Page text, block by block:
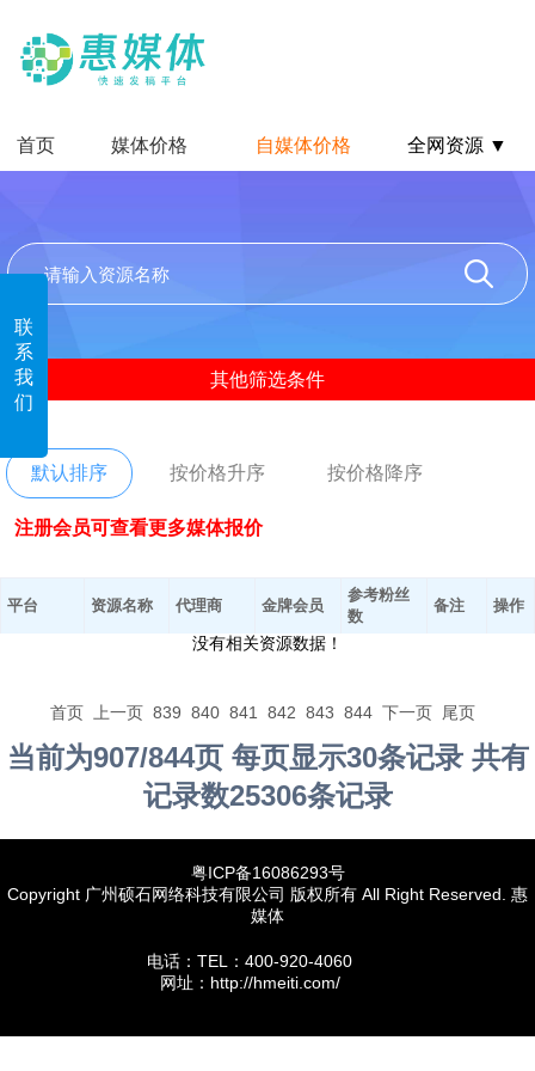
联
系
我
们
首页 媒体价格 自媒体价格 全网资源 ▼
其他筛选条件
默认排序 按价格升序 按价格降序
注册会员可查看更多媒体报价
平台 资源名称 代理商 金牌会员
参考粉丝
数
备注 操作
没有相关资源数据！
首页 上一页 839 840 841 842 843 844 下一页 尾页
当前为907/844页 每页显示30条记录 共有
记录数25306条记录
粤ICP备16086293号
Copyright 广州硕石网络科技有限公司 版权所有 All Right Reserved. 惠
媒体
电话：TEL：400-920-4060
网址：http://hmeiti.com/